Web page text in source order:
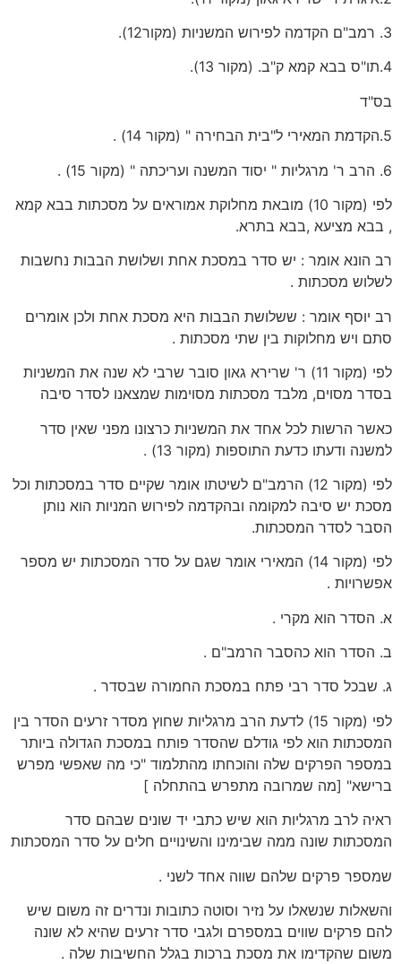
3. רמב"ם הקדמה לפירוש המשניות (מקור12).
4.תו"ס בבא קמא ק"ב. (מקור 13).
בס"ד
5.הקדמת המאירי ל"בית הבחירה " (מקור 14) .
6. הרב ר' מרגליות " יסוד המשנה ועריכתה " (מקור 15) .
לפי (מקור 10) מובאת מחלוקת אמוראים על מסכתות בבא קמא
, בבא מציעא ,בבא בתרא.
רב הונא אומר : יש סדר במסכת אחת ושלושת הבבות נחשבות
לשלוש מסכתות .
רב יוסף אומר : ששלושת הבבות היא מסכת אחת ולכן אומרים
סתם ויש מחלוקות בין שתי מסכתות .
לפי (מקור 11) ר' שרירא גאון סובר שרבי לא שנה את המשניות
בסדר מסוים, מלבד מסכתות מסוימות שמצאנו לסדר סיבה
כאשר הרשות לכל אחד את המשניות כרצונו מפני שאין סדר
למשנה ודעתו כדעת התוספות (מקור 13) .
לפי (מקור 12) הרמב"ם לשיטתו אומר שקיים סדר במסכתות וכל
מסכת יש סיבה למקומה ובהקדמה לפירוש המניות הוא נותן
הסבר לסדר המסכתות.
לפי (מקור 14) המאירי אומר שגם על סדר המסכתות יש מספר
אפשרויות .
א. הסדר הוא מקרי .
ב. הסדר הוא כהסבר הרמב"ם .
ג. שבכל סדר רבי פתח במסכת החמורה שבסדר .
לפי (מקור 15) לדעת הרב מרגליות שחוץ מסדר זרעים הסדר בין
המסכתות הוא לפי גודלם שהסדר פותח במסכת הגדולה ביותר
במספר הפרקים שלה והוכחתו מהתלמוד "כי מה שאפשי מפרש
ברישא" [מה שמרובה מתפרש בהתחלה ]
ראיה לרב מרגליות הוא שיש כתבי יד שונים שבהם סדר
המסכתות שונה ממה שבימינו והשינויים חלים על סדר המסכתות
שמספר פרקים שלהם שווה אחד לשני .
והשאלות שנשאלו על נזיר וסוטה כתובות ונדרים זה משום שיש
להם פרקים שווים במספרם ולגבי סדר זרעים שהיא לא שונה
משום שהקדימו את מסכת ברכות בגלל החשיבות שלה .